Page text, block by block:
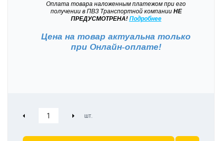
Оплата товара наложенным платежом при его
получении в ПВЗ Транспортной компанииНЕ
ПРЕДУСМОТРЕНА! Подробнее
Цена на товар актуальна только
при Онлайн-оплате!